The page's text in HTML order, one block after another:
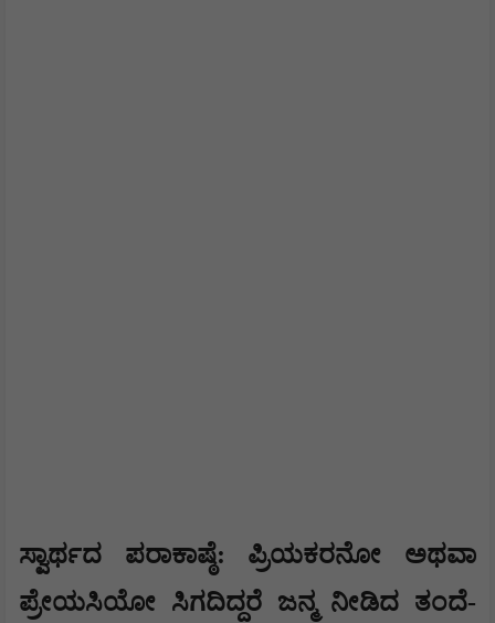
​ಸ್ವಾರ್ಥದ ಪರಾಕಾಷ್ಠೆ: ಪ್ರಿಯಕರನೋ ಅಥವಾ
ಪ್ರೇಯಸಿಯೋ ಸಿಗದಿದ್ದರೆ ಜನ್ಮ ನೀಡಿದ ತಂದೆ-